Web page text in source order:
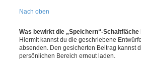
Nach oben
Was bewirkt die „Speichern“-
Hiermit kannst du die geschriebene
absenden. Den gesicherten Beitrag kannst
persönlichen Bereich erneut laden.